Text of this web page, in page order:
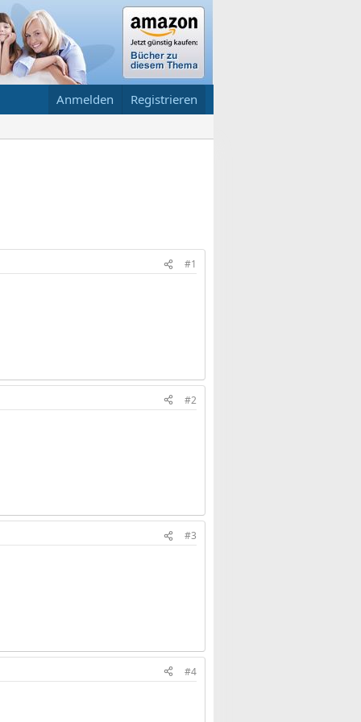
Anmelden Registrieren
#1
#2
#3
#4